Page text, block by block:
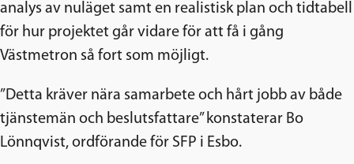
analys av nuläget samt en realistisk plan och tidtabell
för hur projektet går vidare för att få i gång
Västmetron så fort som möjligt.
”Detta kräver nära samarbete och hårt jobb av både
tjänstemän och beslutsfattare” konstaterar Bo
Lönnqvist, ordförande för SFP i Esbo.